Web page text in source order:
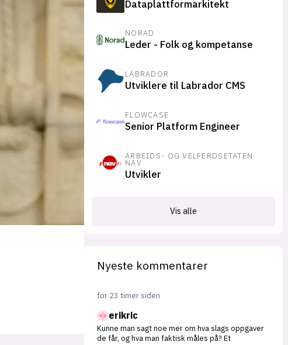
suksesshistorier
Dataplattformarkitekt
NORAD
Leder - Folk og kompetanse
LABRADOR
Utviklere til Labrador CMS
FLOWCASE
Senior Platform Engineer
ARBEIDS- OG VELFERDSETATEN
NAV
Utvikler
Vis alle
Nyeste kommentarer
for 23 timer siden
erikric
Kunne man sagt noe mer om hva slags oppgaver
de får, og hva man faktisk måles på? Et